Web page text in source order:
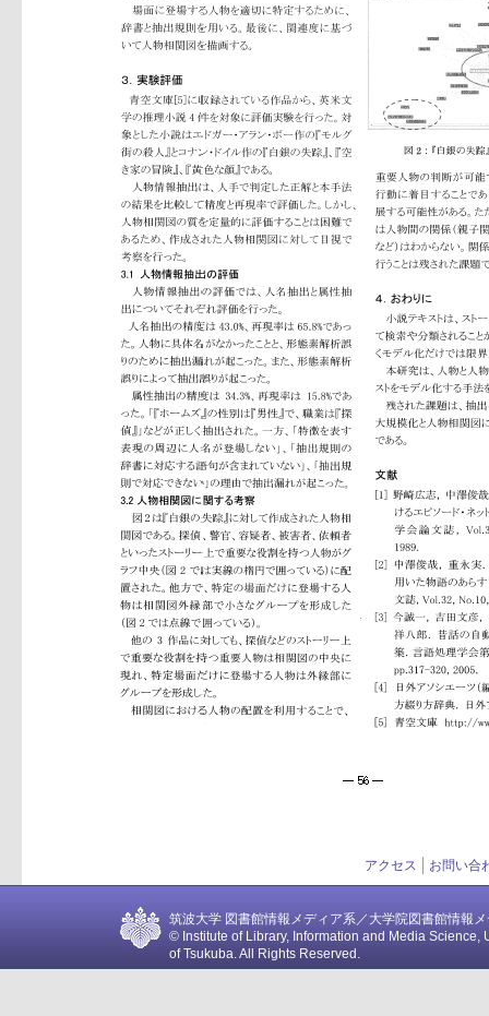
アクセス お問い合
筑波大学 図書館情報メディア系／大学院図書館情報
© Institute of Library, Information and Media Science,
of Tsukuba. All Rights Reserved.